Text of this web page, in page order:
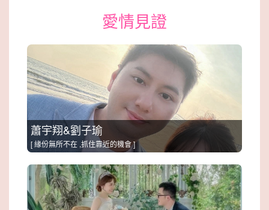
愛情見證
蕭宇翔&劉子瑜
[ 緣份無所不在 ,抓住靠近的機會 ]